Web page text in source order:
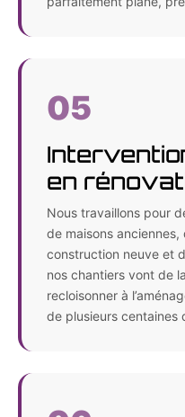
05
en
Nous travaillons pour
de maisons
construction neuve et
nos chantiers vont de
recloisonner à
de plusieurs centaines